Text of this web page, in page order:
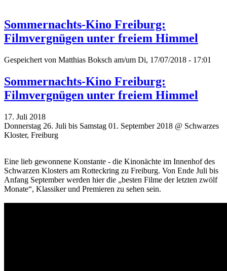
Sommernachts-Kino Freiburg:
Filmvergnügen unter freiem Himmel
Gespeichert von Matthias Boksch am/um Di, 17/07/2018 - 17:01
Sommernachts-Kino Freiburg:
Filmvergnügen unter freiem Himmel
17. Juli 2018
Donnerstag 26. Juli bis Samstag 01. September 2018 @ Schwarzes
Kloster, Freiburg
Eine lieb gewonnene Konstante - die Kinonächte im Innenhof des
Schwarzen Klosters am Rotteckring zu Freiburg. Von Ende Juli bis
Anfang September werden hier die „besten Filme der letzten zwölf
Monate“, Klassiker und Premieren zu sehen sein.